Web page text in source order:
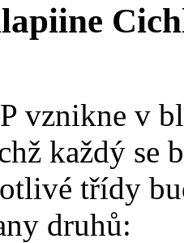
vznikne v
každý se
třídy
druhů: